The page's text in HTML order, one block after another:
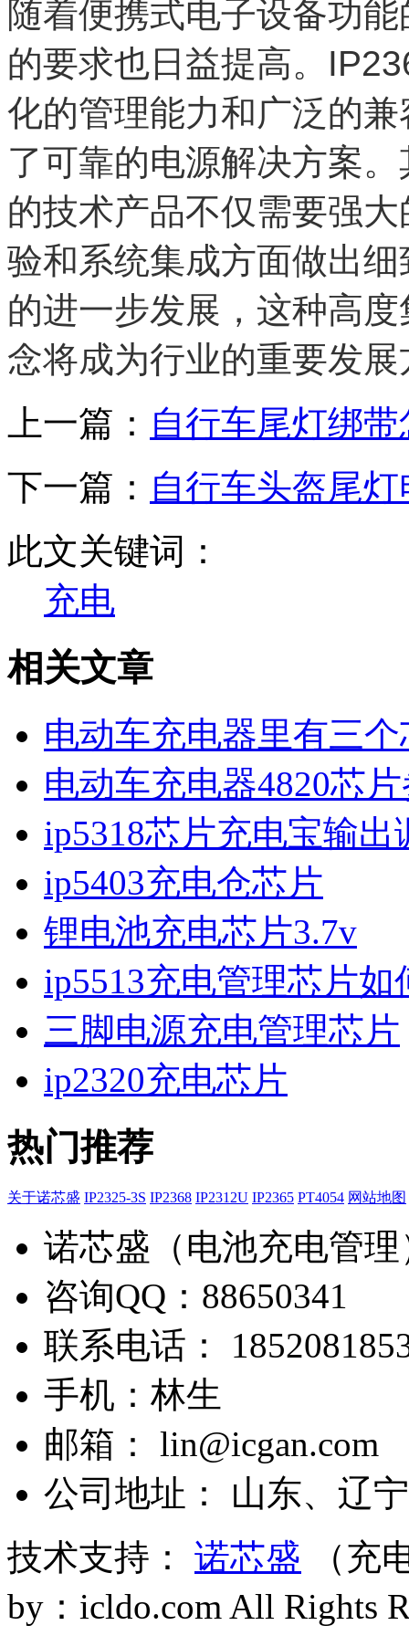
随着便携式电子设备功
的要求也日益提高。
化的管理能力和广泛的
了可靠的电源解决方案
的技术产品不仅需要强
验和系统集成方面做出
的进一步发展，这种高
念将成为行业的重要发展
上一篇： 自行车尾灯绑
下一篇： 自行车头盔尾
此文关键词：
充电
相关文章
电动车充电器里有三个
电动车充电器4820芯
ip5318芯片充电宝输出
ip5403充电仓芯片
锂电池充电芯片3.7v
ip5513充电管理芯片如
三脚电源充电管理芯片
ip2320充电芯片
热门推荐
关于诺芯盛 IP2325-3S IP2368 IP2312U IP2365 PT4054 网站地图
诺芯盛（电池充电管理
咨询QQ：88650341
联系电话：
手机：林生
邮箱： lin@icgan.com
公司地址： 山东、辽宁
技术支持： 诺芯盛 （充
by：icldo.com All Rights